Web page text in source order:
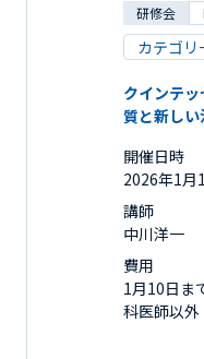
研修会
カテゴリ
クインテ
質と新し
開催日時
2026年1
講師
中川洋一
費用
1月10日
科医師以